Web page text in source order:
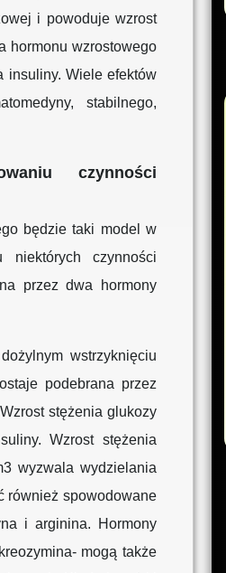
i powoduje wzrost
hormonu wzrostowego
insuliny. Wiele efektów
stabilnego,
czynności
będzie taki model w
niektórych czynności
przez dwa hormony
wstrzyknięciu
podebrana przez
stężenia glukozy
Wzrost stężenia
wyzwala wydzielania
również spowodowane
i arginina. Hormony
mogą także